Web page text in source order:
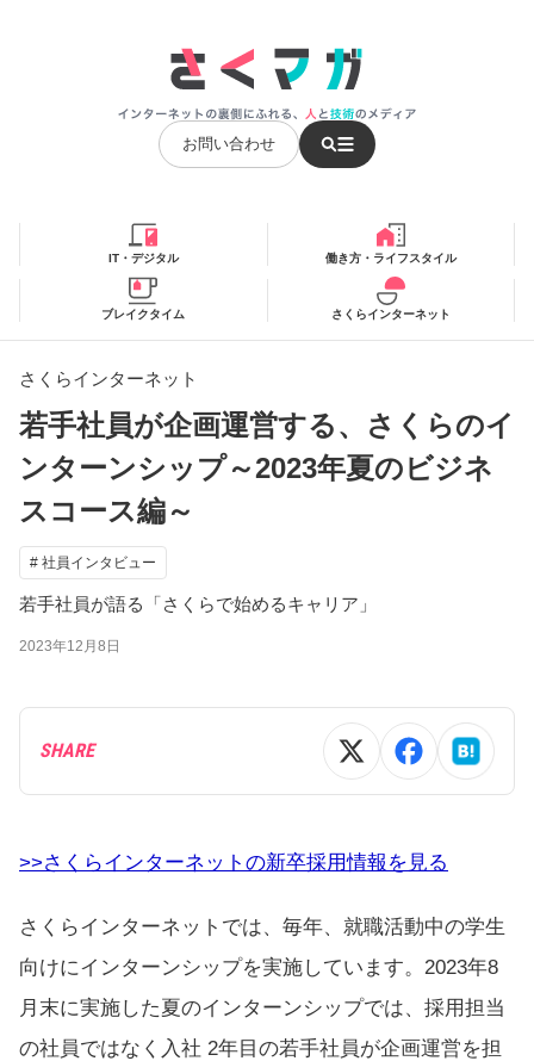
お問い合わせ
IT・デジタル 働き方・ライフスタイル
ブレイクタイム さくらインターネット
さくらインターネット
若手社員が企画運営する、さくらのイ
ンターンシップ～2023年夏のビジネ
スコース編～
# 社員インタビュー
若手社員が語る「さくらで始めるキャリア」
2023年12月8日
SHARE
>>さくらインターネットの新卒採用情報を見る
さくらインターネットでは、毎年、就職活動中の学生
向けにインターンシップを実施しています。2023年8
月末に実施した夏のインターンシップでは、採用担当
の社員ではなく入社 2年目の若手社員が企画運営を担